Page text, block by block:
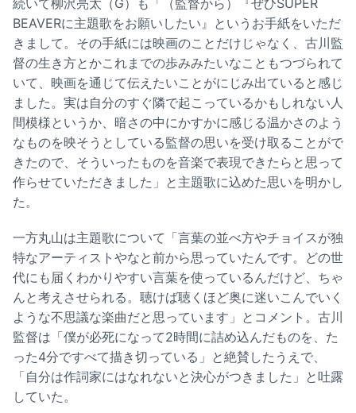
続いて柳沢亮太（G）も「（監督から）『ぜひSUPER
BEAVERに主題歌をお願いしたい』というお手紙をいただ
きまして。その手紙には映画のことだけじゃなく、古川監
督の生き方とかこれまでの歩みみたいなこともつづられて
いて、映画を通じて伝えたいことがにじみ出ていると感じ
ました。実は自分のすぐ隣で起こっているかもしれない人
間模様というか、暗さの中にかすかに感じる温かさのよう
なものを映そうとしている監督の思いを受け取ることがで
きたので、そういったものを音楽で表現できたらと思って
作らせていただきました」と主題歌に込めた思いを明かし
た。
一方丸山は主題歌について「言葉の並べ方やチョイスが独
特なアーティストやなと前から思っていたんです。どの世
代にも届くわかりやすい言葉を使っているんだけど、ちゃ
んと考えさせられる。聴けば聴くほど奥に迷いこんでいく
ような不思議な楽曲だと思っています」とコメント。古川
監督は「僕が必死になって2時間に詰め込んだものを、た
った4分ですべて描き切っている」と絶賛したうえで、
「自分は作詞家にはなれないと決心がつきました」と吐露
していた。